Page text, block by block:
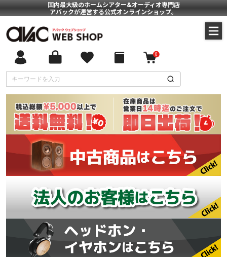
国内最大級のホームシアター&オーディオ専門店
アバックが運営する公式オンラインショップ。
0